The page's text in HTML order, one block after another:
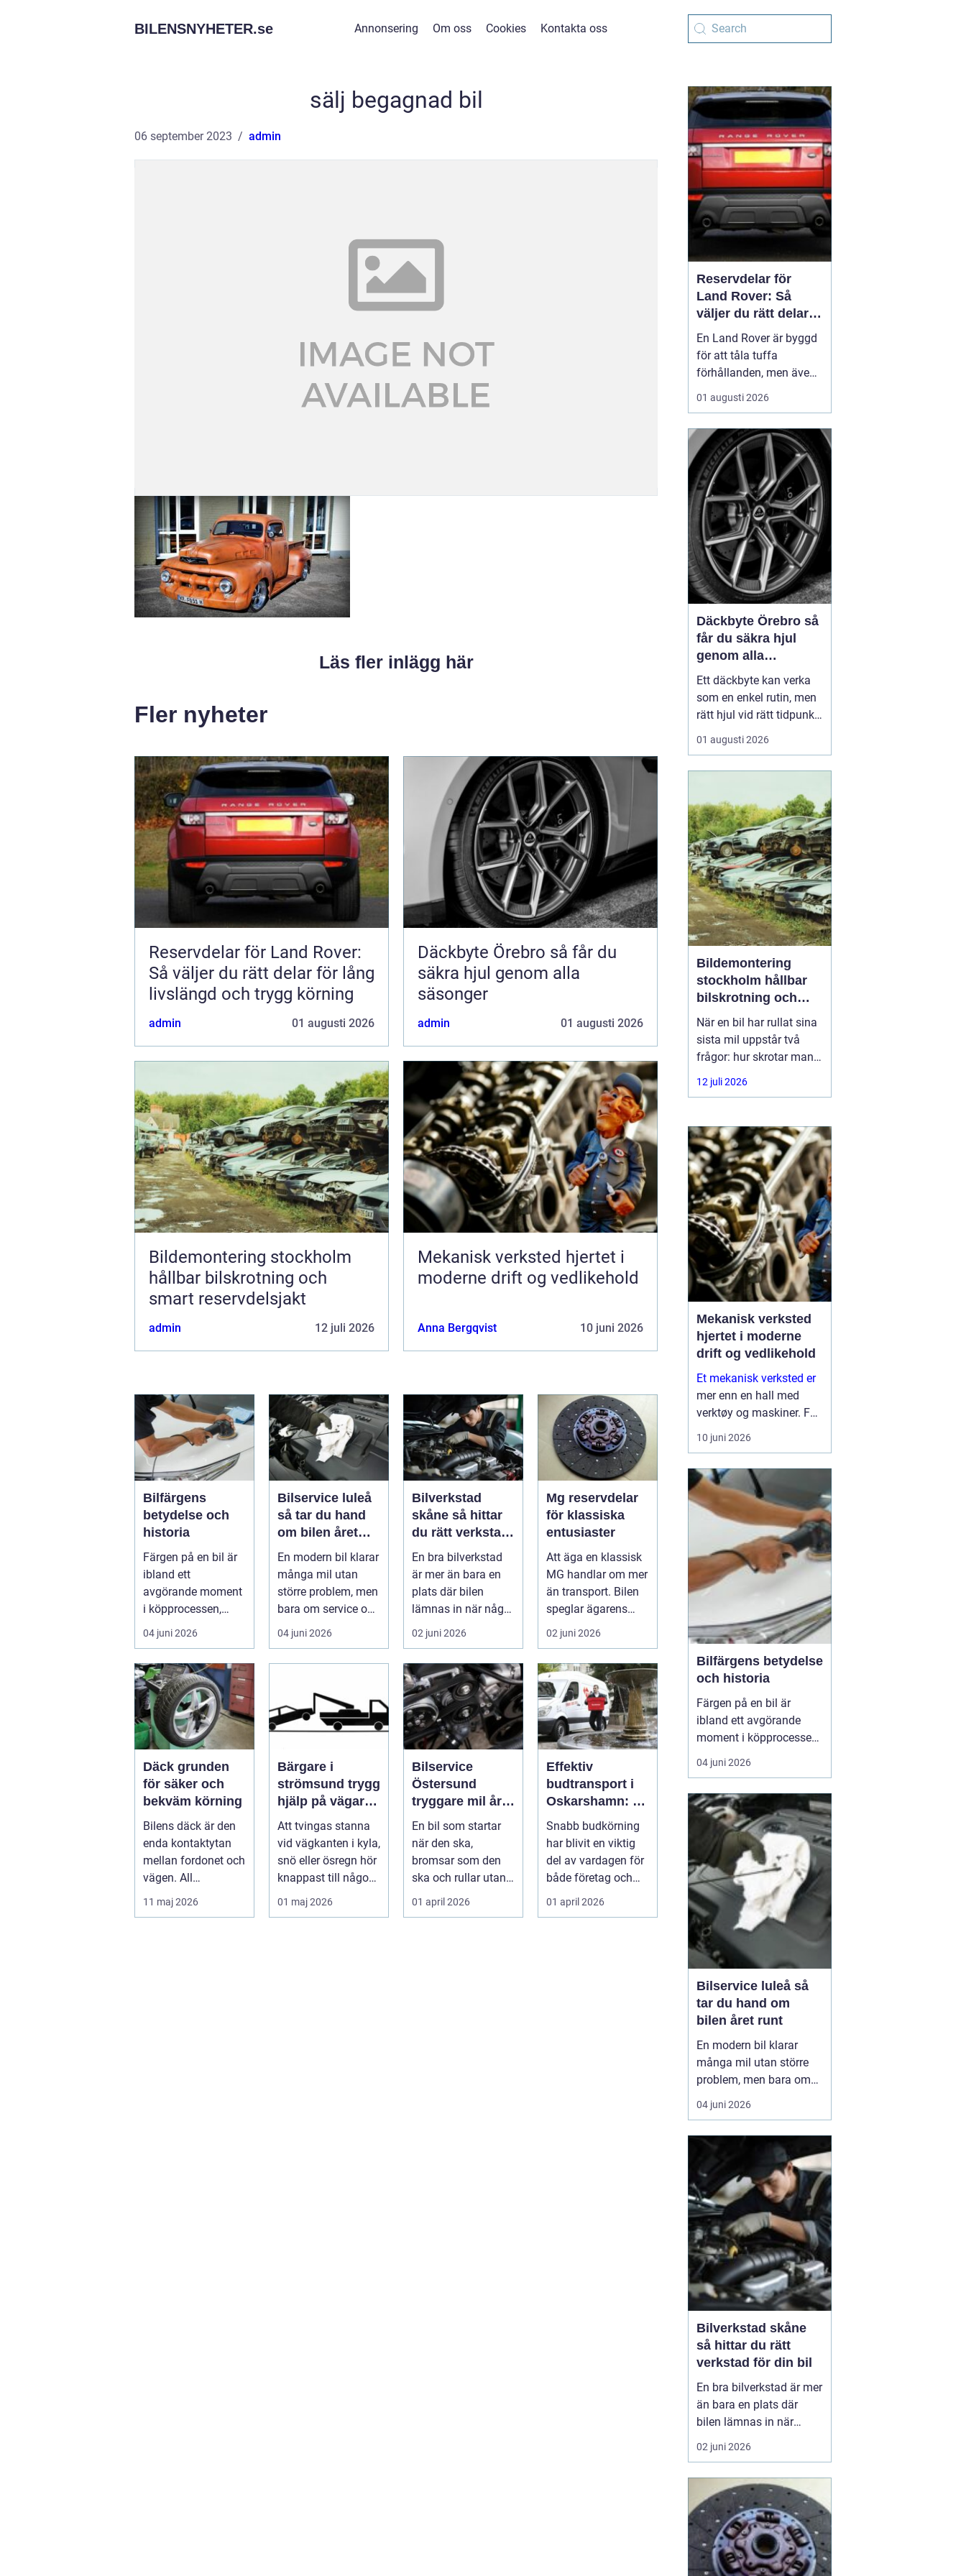
BILENSNYHETER.se Annonsering Om oss Cookies Kontakta oss
sälj begagnad bil
06 september 2023 admin
Läs fler inlägg här
Fler nyheter
Reservdelar för Land Rover:
Så väljer du rätt delar för lång
livslängd och trygg körning
admin 01 augusti 2026
Däckbyte Örebro så får du
säkra hjul genom alla
säsonger
admin 01 augusti 2026
Bildemontering stockholm
hållbar bilskrotning och
smart reservdelsjakt
admin 12 juli 2026
Mekanisk verksted hjertet i
moderne drift og vedlikehold
Anna Bergqvist 10 juni 2026
Bilfärgens
betydelse och
historia
Färgen på en bil är
ibland ett
avgörande moment
i köpprocessen,
men det ha...
04 juni 2026
Bilservice luleå
så tar du hand
om bilen året
runt
En modern bil klarar
många mil utan
större problem, men
bara om service och
underhåll sköts i tid.
04 juni 2026
Bilverkstad
skåne så hittar
du rätt verkstad
för din bil
En bra bilverkstad
är mer än bara en
plats där bilen
lämnas in när något
går sönder. För
många biläg...
02 juni 2026
Mg reservdelar
för klassiska
entusiaster
Att äga en klassisk
MG handlar om mer
än transport. Bilen
speglar ägarens
intresse för teknik,
histo...
02 juni 2026
Däck grunden
för säker och
bekväm körning
Bilens däck är den
enda kontaktytan
mellan fordonet och
vägen. All
bromskraft, styrning
och accelera...
11 maj 2026
Bärgare i
strömsund trygg
hjälp på vägarna
året runt
Att tvingas stanna
vid vägkanten i kyla,
snö eller ösregn hör
knappast till någon
bilägares
drömscen...
01 maj 2026
Bilservice
Östersund
tryggare mil året
runt
En bil som startar
när den ska,
bromsar som den
ska och rullar utan
konstiga ljud är
ingen självklar...
01 april 2026
Effektiv
budtransport i
Oskarshamn: Så
väljer företag
och
privatpersoner
rätt lösning
Snabb budkörning
har blivit en viktig
del av vardagen för
både företag och
01 april 2026
Reservdelar för
Land Rover: Så
väljer du rätt delar
för lång livslängd
och trygg körning
En Land Rover är byggd
för att tåla tuffa
förhållanden, men även
den mest robusta bil
slits med tiden. När
drivlina börjar ge sig
avgör valet av delar hur
bilen kommer att fu...
01 augusti 2026
Däckbyte Örebro så
får du säkra hjul
genom alla
säsonger
Ett däckbyte kan verka
som en enkel rutin, men
rätt hjul vid rätt tidpunkt
är avgörande för både
säkerhet, komfort och
snabbt och somrarna
bjuda på både regn och
hetta, behöver bilägare
ha koll på lagar, vä...
01 augusti 2026
Bildemontering
stockholm hållbar
bilskrotning och
smart reservdelsjakt
När en bil har rullat sina
sista mil uppstår två
frågor: hur skrotar man
den på ett korrekt sätt,
och hur tar man tillvara
fortfarande fungerar? I
storstadsområdet kring
Stockholm har behovet
av
12 juli 2026
Mekanisk verksted
hjertet i moderne
drift og vedlikehold
Et mekanisk verksted er
mer enn en hall med
verktøy og maskiner. For
mange bedrifter er
verkstedet selve
gjør at produksjon,
anleggsdrift og transport
ikke stopper opp. Her k...
10 juni 2026
Bilfärgens betydelse
och historia
Färgen på en bil är
ibland ett avgörande
moment i köpprocessen,
men det handlar om mer
än bara estetik. Bilfärg
vetenskap och konst,
med en lång historia där
varje kulör b&...
04 juni 2026
Bilservice luleå så
tar du hand om
bilen året runt
En modern bil klarar
många mil utan större
problem, men bara om
service och underhåll
sköts i tid. I ett klimat
kalla vintrar, saltade
vägar och snabba
skiftningar i temperatur,
ställs bilen inför extra
hårda påfrestningar.
Därfö...
04 juni 2026
Bilverkstad skåne
så hittar du rätt
verkstad för din bil
En bra bilverkstad är mer
än bara en plats där
bilen lämnas in när
något går sönder. För
många bilägare i Skåne
verkstad om trygghet,
vardagslogistik och i
längden också om
ekonomi. En bil som
servas regelbundet håller
02 juni 2026